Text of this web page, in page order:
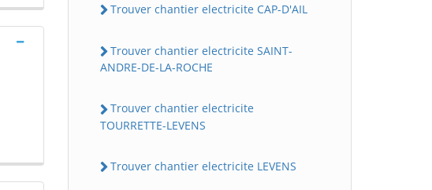
Trouver chantier electricite CAP-D'AIL
Trouver chantier electricite SAINT-
ANDRE-DE-LA-ROCHE
Trouver chantier electricite
TOURRETTE-LEVENS
Trouver chantier electricite LEVENS